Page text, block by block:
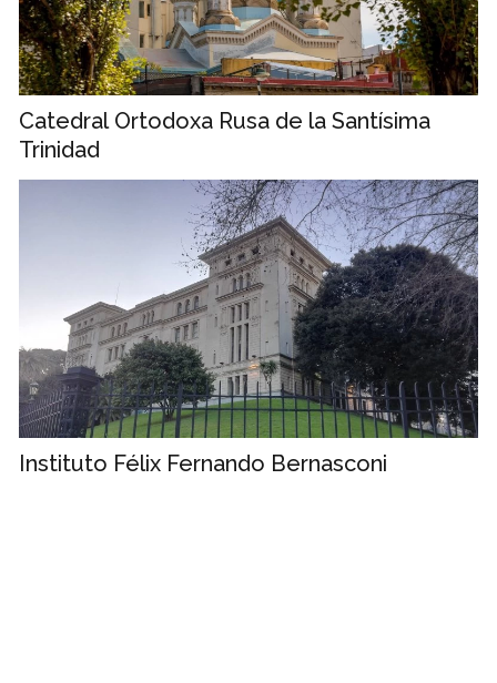
Catedral Ortodoxa Rusa de la Santísima
Trinidad
Instituto Félix Fernando Bernasconi